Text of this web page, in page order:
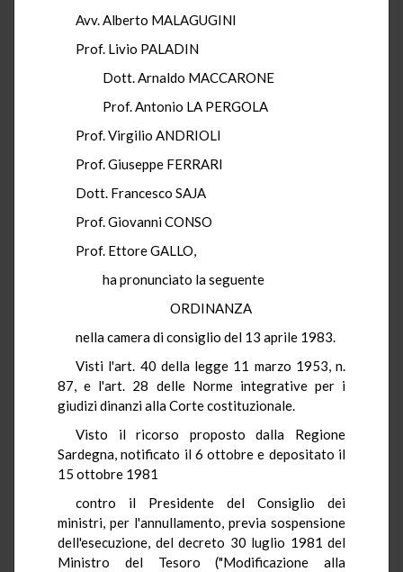
Avv. Alberto MALAGUGINI
Prof. Livio PALADIN
Dott. Arnaldo MACCARONE
Prof. Antonio LA PERGOLA
Prof. Virgilio ANDRIOLI
Prof. Giuseppe FERRARI
Dott. Francesco SAJA
Prof. Giovanni CONSO
Prof. Ettore GALLO,
ha pronunciato la seguente
ORDINANZA
nella camera di consiglio del 13 aprile 1983.
Visti l'art. 40 della legge 11 marzo 1953, n.
87, e l'art. 28 delle Norme integrative per i
giudizi dinanzi alla Corte costituzionale.
Visto il ricorso proposto dalla Regione
Sardegna, notificato il 6 ottobre e depositato il
15 ottobre 1981
contro il Presidente del Consiglio dei
ministri, per l'annullamento, previa sospensione
dell'esecuzione, del decreto 30 luglio 1981 del
Ministro del Tesoro ("Modificazione alla